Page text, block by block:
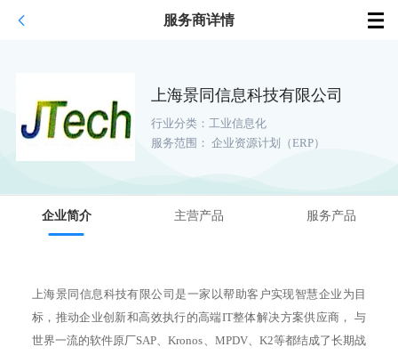
服务商详情
上海景同信息科技有限公司
行业分类： 工业信息化
服务范围：
企业资源计划（ERP）
企业简介 主营产品 服务产品
上海景同信息科技有限公司是一家以帮助客户实现智慧企业为目
标，推动企业创新和高效执行的高端IT整体解决方案供应商， 与
世界一流的软件原厂SAP、Kronos、MPDV、K2等都结成了长期战